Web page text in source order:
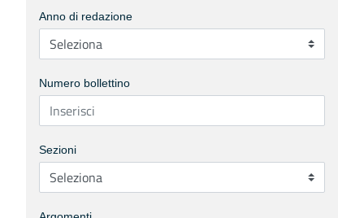
Anno di redazione
Numero bollettino
Sezioni